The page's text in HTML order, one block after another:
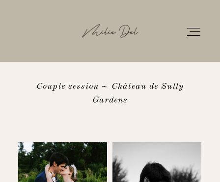
HOME
GALLERIES
Couple session ~ Château de Sully
Gardens